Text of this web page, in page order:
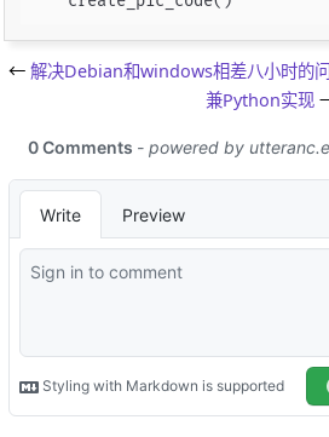
← 解决Debian和windows相差八小时的
兼Python实现